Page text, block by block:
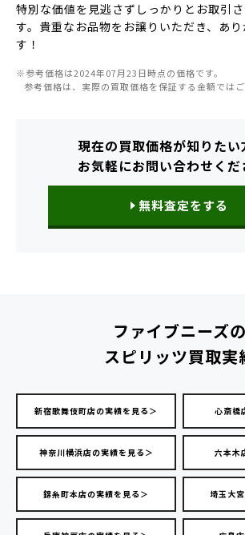
特別な価値を見逃さずしっかりとお取引
す。貴重なお品物をお譲りいただき、あ
す！
※参考価格は2024年07月23日時点の価格です。
参考価格は、実際の買取価格を保証する金額ではご
現在の買取価格が知りたい
お気軽にお問い合わせくだ
無料査定をする
ファイブニーズの
スピリッツ買取実
新宿歌舞伎町店の実績を見る＞ 心斎橋
神奈川横浜店の実績を見る＞ 六本木
錦糸町本店の実績を見る＞ 埼玉大